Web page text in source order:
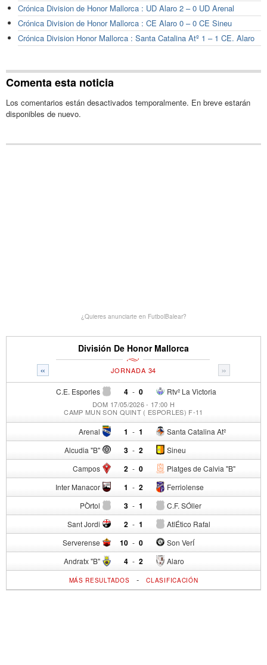
Crónica Division de Honor Mallorca : UD Alaro 2 – 0 UD Arenal
Crónica Division de Honor Mallorca : CE Alaro 0 – 0 CE Sineu
Crónica Division Honor Mallorca : Santa Catalina Atº 1 – 1 CE. Alaro
Comenta esta noticia
Los comentarios están desactivados temporalmente. En breve estarán
disponibles de nuevo.
¿Quieres anunciarte en FutbolBalear?
División De Honor Mallorca
« »
JORNADA 34
C.E. Esporles 4 - Rtvº La Victoria
0
DOM 17/05/2026 - 17:00 H
CAMP MUN SON QUINT ( ESPORLES) F-11
Arenal 1 - Santa Catalina Atº
1
Alcudia "B" 3 - Sineu
2
Campos 2 - Platges de Calvia "B"
0
Inter Manacor 1 - Ferriolense
2
PÒrtol 3 - C.F. SÓller
1
Sant Jordi 2 - AtlÉtico Rafal
1
Serverense 10 - Son VerÍ
0
Andratx "B" 4 - Alaro
2
MÁS RESULTADOS -CLASIFICACIÓN